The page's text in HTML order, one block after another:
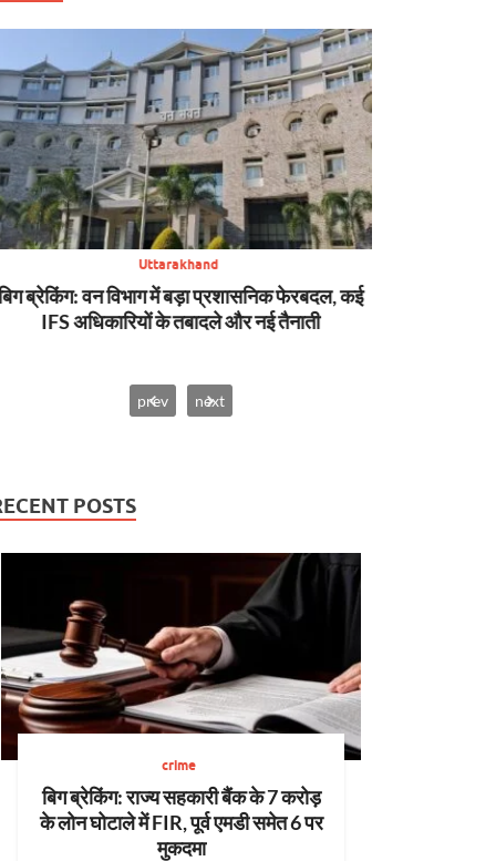
Uttarakhand
अपडेट: मसूरी में चट्टान गिरी, कॉर्बेट में पर्यटक फंसे,
की मुस्तैदी से कांवड़िए बचे और धराली आपदा का
prev next
POSTS
crime
बिग ब्रेकिंग: राज्य सहकारी बैंक के 7 करोड़
के लोन घोटाले में FIR, पूर्व एमडी समेत 6 पर
मुकदमा